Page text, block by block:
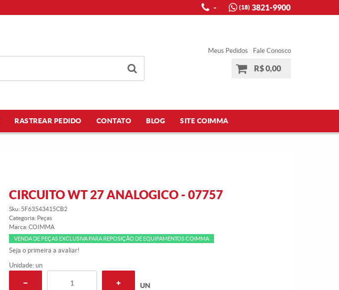
- (18) 3821-9900
Meus Pedidos Fale Conosco
R$ 0,00
RASTREAR PEDIDO CONTATO BLOG SITE COIMMA
CIRCUITO WT 27 ANALOGICO - 07757
Sku: 5F63543415CB2
Categoria: Peças
Marca: COIMMA
VENDA DE PEÇAS EXCLUSIVA PARA REPOSIÇÃO DE EQUIPAMENTOS COIMMA
Seja o primeira a avaliar!
Unidade: un
UN